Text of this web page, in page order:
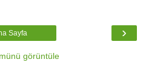
›
Sayfa
görüntüle